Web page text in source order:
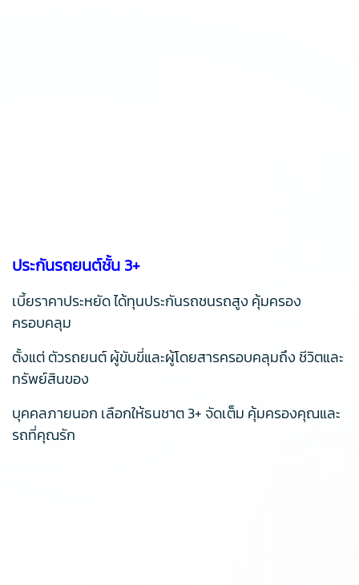
ประกันรถยนต์ชั้น 3+
เบี้ยราคาประหยัด ได้ทุนประกันรถชนรถสูง คุ้มครอง
ครอบคลุม
ตั้งแต่ ตัวรถยนต์ ผู้ขับขี่และผู้โดยสารครอบคลุมถึง ชีวิตและ
ทรัพย์สินของ
บุคคลภายนอก เลือกให้ธนชาต 3+ จัดเต็ม คุ้มครองคุณและ
รถที่คุณรัก